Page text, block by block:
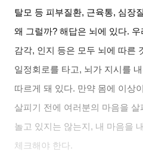
탈모 등 피부질환, 근육통, 심장
왜 그럴까?해답은 뇌에 있다. 우
감각, 인지 등은 모두 뇌에 따른
일정회로를 타고, 뇌가 지시를
따르게 돼 있다. 만약 몸에 이상
살피기 전에 여러분의 마음을 살
놀고 있지는 않는지 , 내 마음을
체크해야 한다.